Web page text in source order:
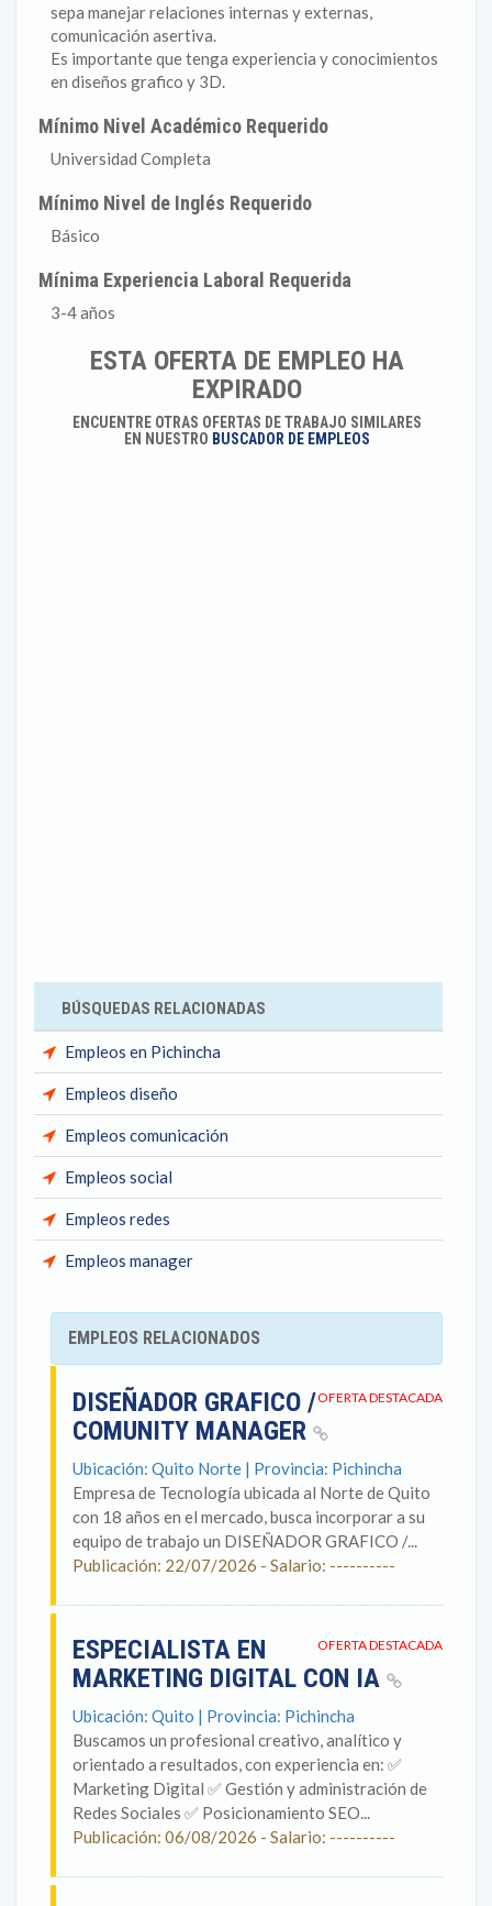
sepa manejar relaciones internas y externas,
comunicación asertiva.
Es importante que tenga experiencia y conocimientos
en diseños grafico y 3D.
Mínimo Nivel Académico Requerido
Universidad Completa
Mínimo Nivel de Inglés Requerido
Básico
Mínima Experiencia Laboral Requerida
3-4 años
ESTA OFERTA DE EMPLEO HA
EXPIRADO
ENCUENTRE OTRAS OFERTAS DE TRABAJO SIMILARES
EN NUESTRO BUSCADOR DE EMPLEOS
BÚSQUEDAS RELACIONADAS
Empleos en Pichincha
Empleos diseño
Empleos comunicación
Empleos social
Empleos redes
Empleos manager
EMPLEOS RELACIONADOS
OFERTA DESTACADA
DISEÑADOR GRAFICO /
COMUNITY MANAGER
Ubicación: Quito Norte | Provincia: Pichincha
Empresa de Tecnología ubicada al Norte de Quito
con 18 años en el mercado, busca incorporar a su
equipo de trabajo un DISEÑADOR GRAFICO /...
Publicación: 22/07/2026 - Salario: ----------
OFERTA DESTACADA
ESPECIALISTA EN
MARKETING DIGITAL CON IA
Ubicación: Quito | Provincia: Pichincha
Buscamos un profesional creativo, analítico y
orientado a resultados, con experiencia en: ✅
Marketing Digital ✅ Gestión y administración de
Redes Sociales ✅ Posicionamiento SEO...
Publicación: 06/08/2026 - Salario: ----------